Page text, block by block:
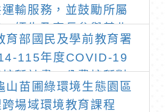
運輸服務，並鼓勵所屬
師生及家長參與基北
「我的減碳存摺2.0」全
育部國民及學前教育署
115年度COVID-19
種計畫」公費接種對
大為「滿6個月以上尚未
山苗圃綠環境生態園區
場域環境教育課程